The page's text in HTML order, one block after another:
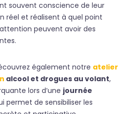
souvent conscience de leur
réel et réalisent à quel point
peuvent avoir des
également notre atelier
alcool et drogues au volant,
lors d’une journée
permet de sensibiliser les